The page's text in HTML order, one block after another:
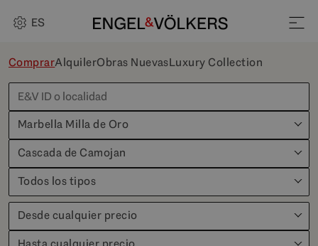
ES
ComprarAlquilerObras NuevasLuxury Collection
Marbella Milla de Oro
Cascada de Camojan
Todos los tipos
Desde cualquier precio